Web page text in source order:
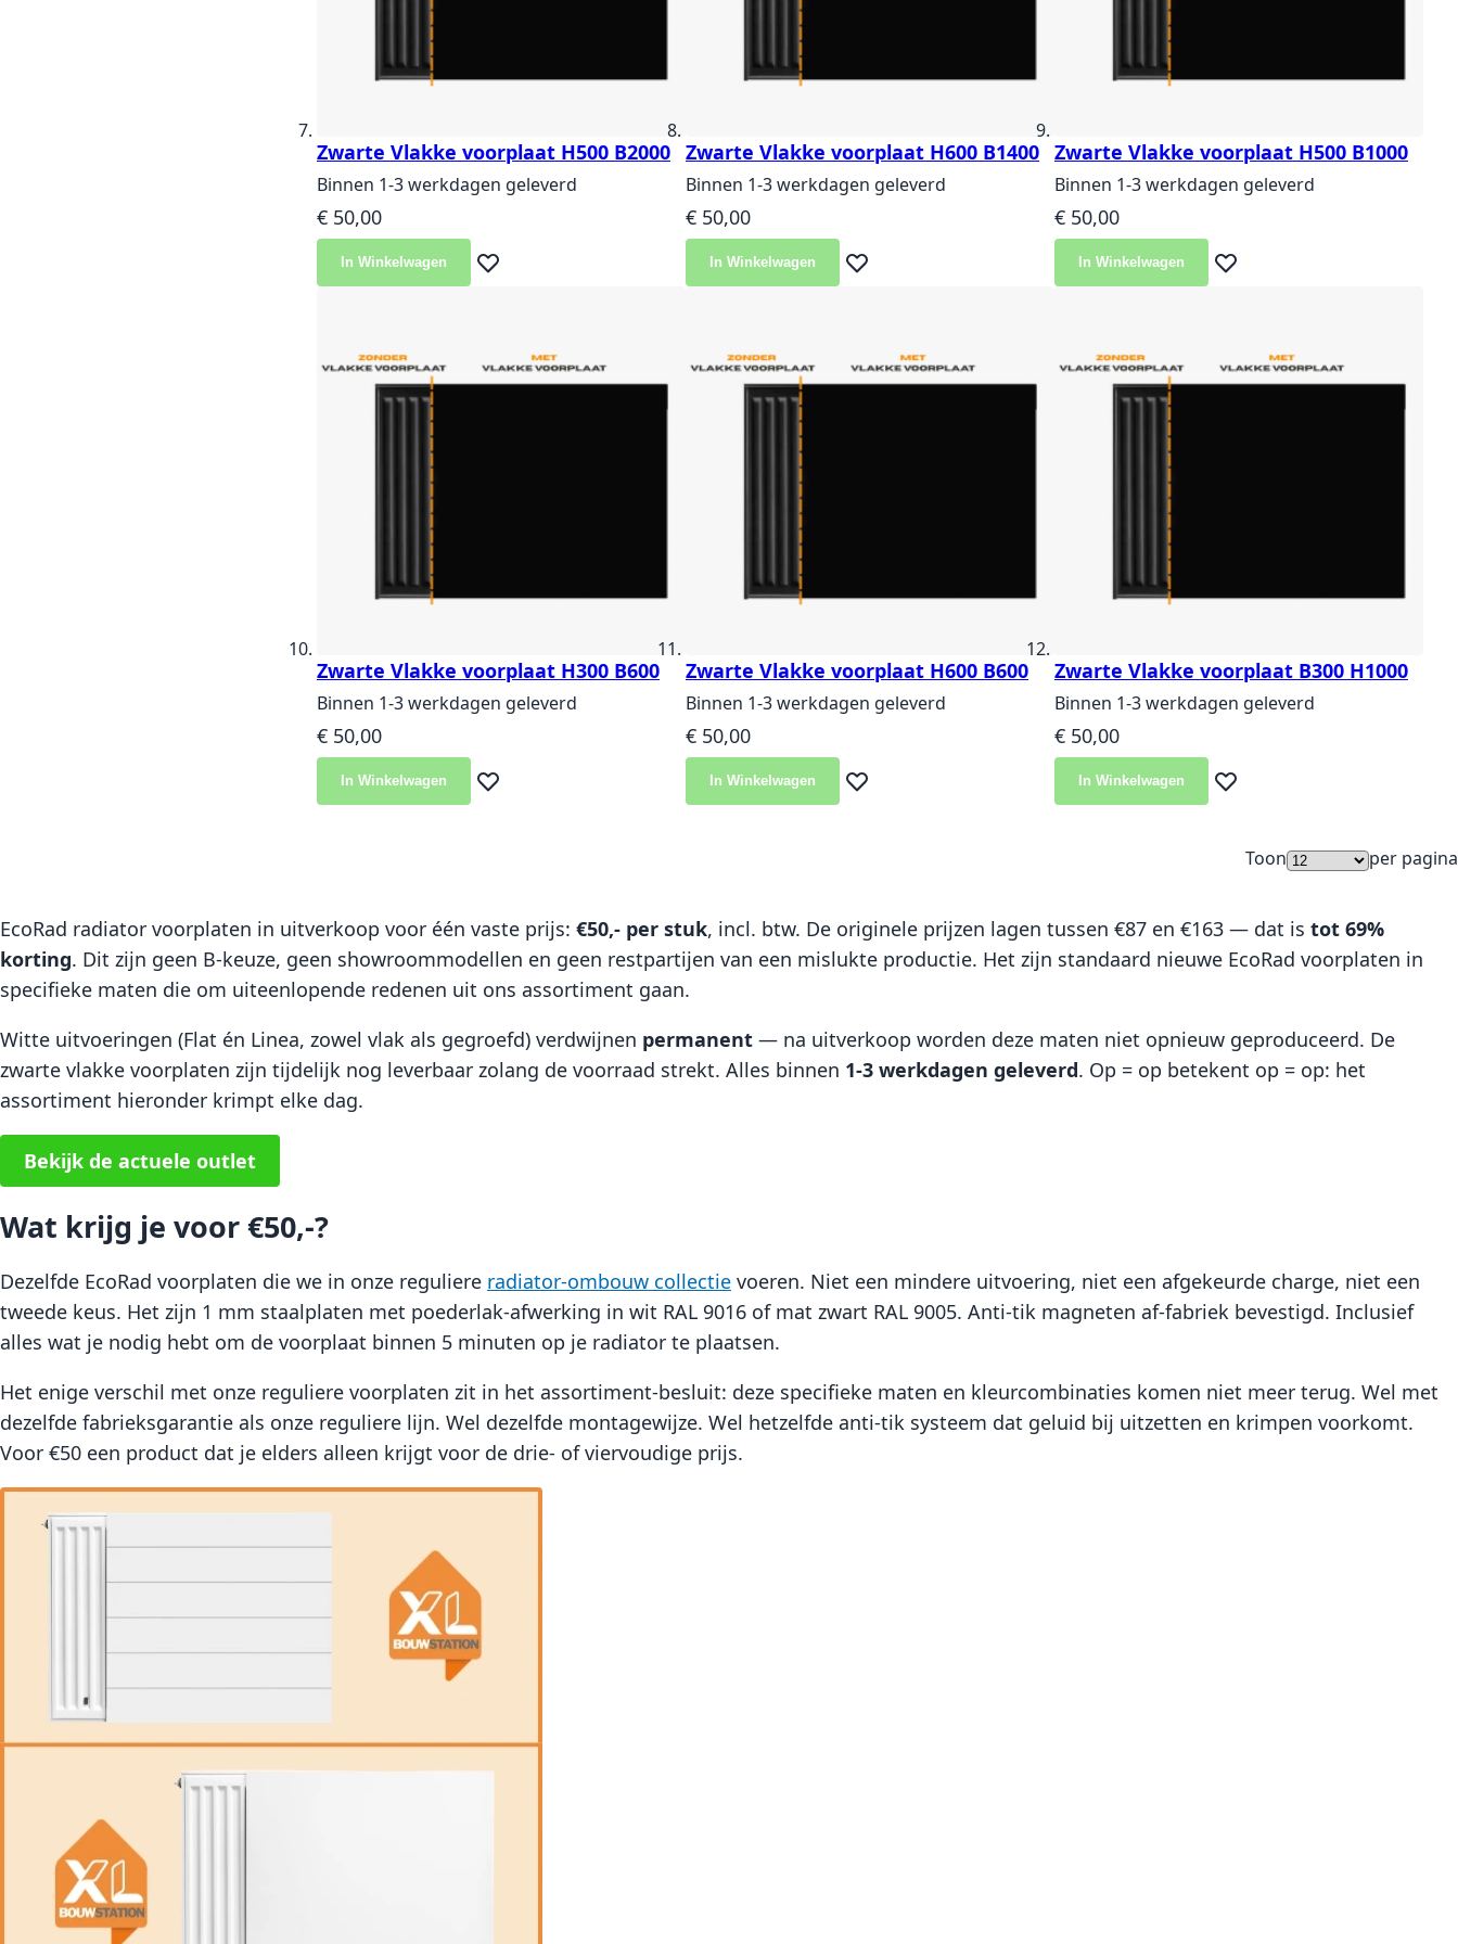
Zwarte Vlakke voorplaat H500 B2000
Binnen 1-3 werkdagen geleverd
€ 50,00
In Winkelwagen Voeg toe aan verlanglijst
Zwarte Vlakke voorplaat H600 B1400
Binnen 1-3 werkdagen geleverd
€ 50,00
In Winkelwagen Voeg toe aan verlanglijst
Zwarte Vlakke voorplaat H500 B1000
Binnen 1-3 werkdagen geleverd
€ 50,00
In Winkelwagen Voeg toe aan verlanglijst
Zwarte Vlakke voorplaat H300 B600
Binnen 1-3 werkdagen geleverd
€ 50,00
In Winkelwagen Voeg toe aan verlanglijst
Zwarte Vlakke voorplaat H600 B600
Binnen 1-3 werkdagen geleverd
€ 50,00
In Winkelwagen Voeg toe aan verlanglijst
Zwarte Vlakke voorplaat B300 H1000
Binnen 1-3 werkdagen geleverd
€ 50,00
In Winkelwagen Voeg toe aan verlanglijst
Toon per pagina
EcoRad radiator voorplaten in uitverkoop voor één vaste prijs: €50,- per stuk, incl. btw. De originele prijzen lagen tussen €87 en €163 — dat is tot 69%
korting. Dit zijn geen B-keuze, geen showroommodellen en geen restpartijen van een mislukte productie. Het zijn standaard nieuwe EcoRad voorplaten in
specifieke maten die om uiteenlopende redenen uit ons assortiment gaan.
Witte uitvoeringen (Flat én Linea, zowel vlak als gegroefd) verdwijnen permanent — na uitverkoop worden deze maten niet opnieuw geproduceerd. De
zwarte vlakke voorplaten zijn tijdelijk nog leverbaar zolang de voorraad strekt. Alles binnen 1-3 werkdagen geleverd. Op = op betekent op = op: het
assortiment hieronder krimpt elke dag.
Bekijk de actuele outlet
Wat krijg je voor €50,-?
Dezelfde EcoRad voorplaten die we in onze reguliere radiator-ombouw collectie voeren. Niet een mindere uitvoering, niet een afgekeurde charge, niet een
tweede keus. Het zijn 1 mm staalplaten met poederlak-afwerking in wit RAL 9016 of mat zwart RAL 9005. Anti-tik magneten af-fabriek bevestigd. Inclusief
alles wat je nodig hebt om de voorplaat binnen 5 minuten op je radiator te plaatsen.
Het enige verschil met onze reguliere voorplaten zit in het assortiment-besluit: deze specifieke maten en kleurcombinaties komen niet meer terug. Wel met
dezelfde fabrieksgarantie als onze reguliere lijn. Wel dezelfde montagewijze. Wel hetzelfde anti-tik systeem dat geluid bij uitzetten en krimpen voorkomt.
Voor €50 een product dat je elders alleen krijgt voor de drie- of viervoudige prijs.